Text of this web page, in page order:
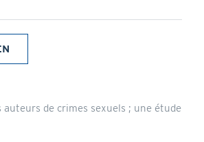
auteurs de crimes sexuels ; une étude